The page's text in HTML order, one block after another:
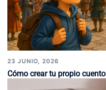
23 JUNIO, 2026
Cómo crear tu propio cuento